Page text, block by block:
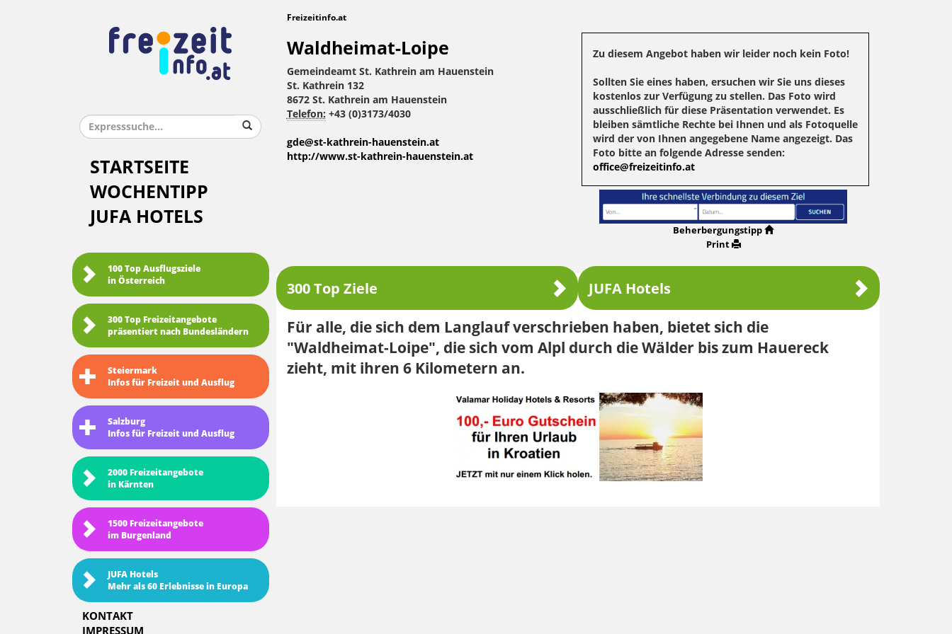
STARTSEITE
WOCHENTIPP
JUFA HOTELS
100 Top Ausflugsziele
in Österreich
300 Top Freizeitangebote
präsentiert nach Bundesländern
Steiermark
Infos für Freizeit und Ausflug
Salzburg
Infos für Freizeit und Ausflug
2000 Freizeitangebote
in Kärnten
1500 Freizeitangebote
im Burgenland
JUFA Hotels
Mehr als 60 Erlebnisse in Europa
KONTAKT
IMPRESSUM
Freizeitinfo.at
Waldheimat-Loipe
Gemeindeamt St. Kathrein am Hauenstein
St. Kathrein 132
8672 St. Kathrein am Hauenstein
Telefon: +43 (0)3173/4030
gde@st-kathrein-hauenstein.at
http://www.st-kathrein-hauenstein.at
Zu diesem Angebot haben wir leider noch kein Foto!
Sollten Sie eines haben, ersuchen wir Sie uns dieses
kostenlos zur Verfügung zu stellen. Das Foto wird
ausschließlich für diese Präsentation verwendet. Es
bleiben sämtliche Rechte bei Ihnen und als Fotoquelle
wird der von Ihnen angegebene Name angezeigt. Das
Foto bitte an folgende Adresse senden:
office@freizeitinfo.at
Beherbergungstipp
Print
300 Top Ziele JUFA Hotels
Für alle, die sich dem Langlauf verschrieben haben, bietet sich die
"Waldheimat-Loipe", die sich vom Alpl durch die Wälder bis zum Hauereck
zieht, mit ihren 6 Kilometern an.